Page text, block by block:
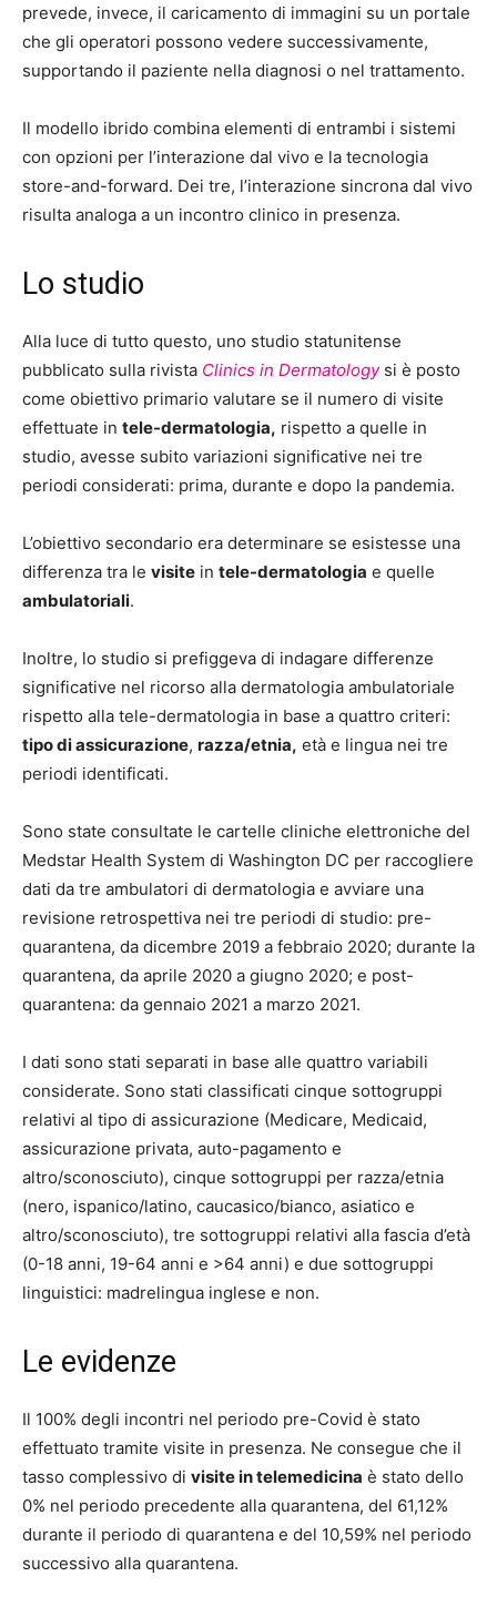
prevede, invece, il caricamento di immagini su un portale
che gli operatori possono vedere successivamente,
supportando il paziente nella diagnosi o nel trattamento.
Il modello ibrido combina elementi di entrambi i sistemi
con opzioni per l’interazione dal vivo e la tecnologia
store-and-forward. Dei tre, l’interazione sincrona dal vivo
risulta analoga a un incontro clinico in presenza.
Lo studio
Alla luce di tutto questo, uno studio statunitense
pubblicato sulla rivista Clinics in Dermatology si è posto
come obiettivo primario valutare se il numero di visite
effettuate in tele-dermatologia, rispetto a quelle in
studio, avesse subito variazioni significative nei tre
periodi considerati: prima, durante e dopo la pandemia.
L’obiettivo secondario era determinare se esistesse una
differenza tra le visite in tele-dermatologia e quelle
ambulatoriali.
Inoltre, lo studio si prefiggeva di indagare differenze
significative nel ricorso alla dermatologia ambulatoriale
rispetto alla tele-dermatologia in base a quattro criteri:
tipo di assicurazione, razza/etnia, età e lingua nei tre
periodi identificati.
Sono state consultate le cartelle cliniche elettroniche del
Medstar Health System di Washington DC per raccogliere
dati da tre ambulatori di dermatologia e avviare una
revisione retrospettiva nei tre periodi di studio: pre-
quarantena, da dicembre 2019 a febbraio 2020; durante la
quarantena, da aprile 2020 a giugno 2020; e post-
quarantena: da gennaio 2021 a marzo 2021.
I dati sono stati separati in base alle quattro variabili
considerate. Sono stati classificati cinque sottogruppi
relativi al tipo di assicurazione (Medicare, Medicaid,
assicurazione privata, auto-pagamento e
altro/sconosciuto), cinque sottogruppi per razza/etnia
(nero, ispanico/latino, caucasico/bianco, asiatico e
altro/sconosciuto), tre sottogruppi relativi alla fascia d’età
(0-18 anni, 19-64 anni e >64 anni) e due sottogruppi
linguistici: madrelingua inglese e non.
Le evidenze
Il 100% degli incontri nel periodo pre-Covid è stato
effettuato tramite visite in presenza. Ne consegue che il
tasso complessivo di visite in telemedicina è stato dello
0% nel periodo precedente alla quarantena, del 61,12%
durante il periodo di quarantena e del 10,59% nel periodo
successivo alla quarantena.